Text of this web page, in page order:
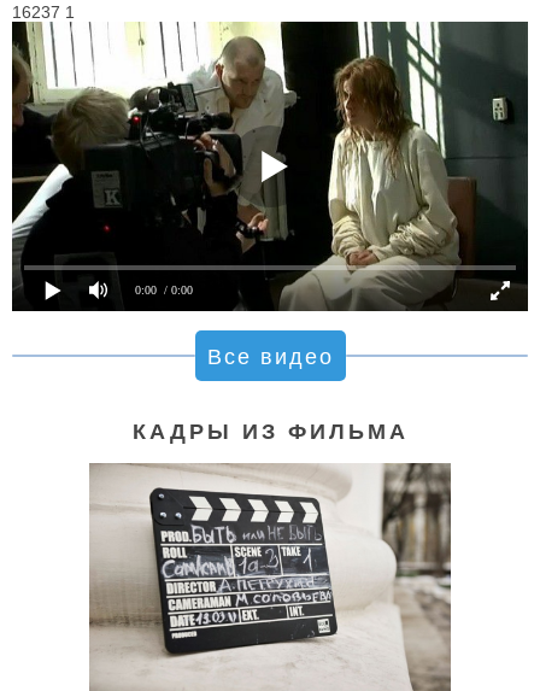
16237 1
0:00 / 0:00
Все видео
КАДРЫ ИЗ ФИЛЬМА